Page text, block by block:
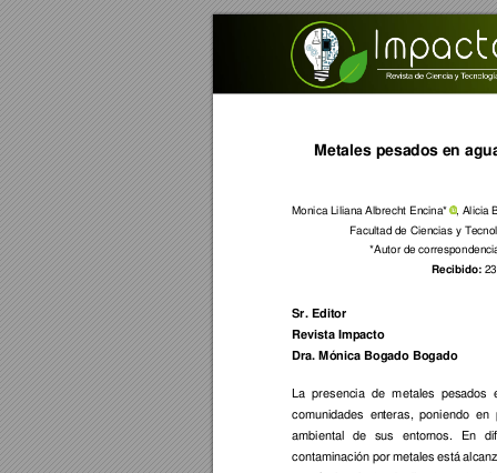
Metales pesados en
Monica Liliana Albrecht Encina*
, Alicia
Facultad de Ciencias y
*Autor de correspon
Recibido:
Sr. Editor
Revista Impacto
Dra. Mónica Bogado Bogado
La presencia de metales pesados
comunidades enteras, poniendo en
ambiental de sus entornos. En
contaminación por metales está alcanz